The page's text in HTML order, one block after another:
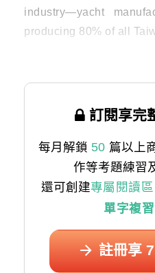
industry—yacht
producing 80% of all
訂閱享完
每月解鎖 50 篇以上
作等考題練習
還可創建專屬閱讀區
單字複習
註冊享